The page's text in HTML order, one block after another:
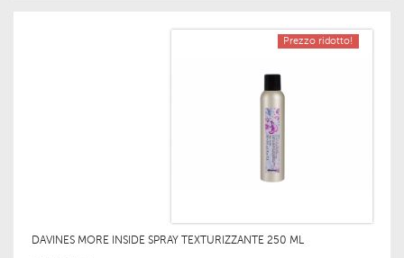
Prezzo ridotto!
DAVINES MORE INSIDE SPRAY TEXTURIZZANTE 250 ML